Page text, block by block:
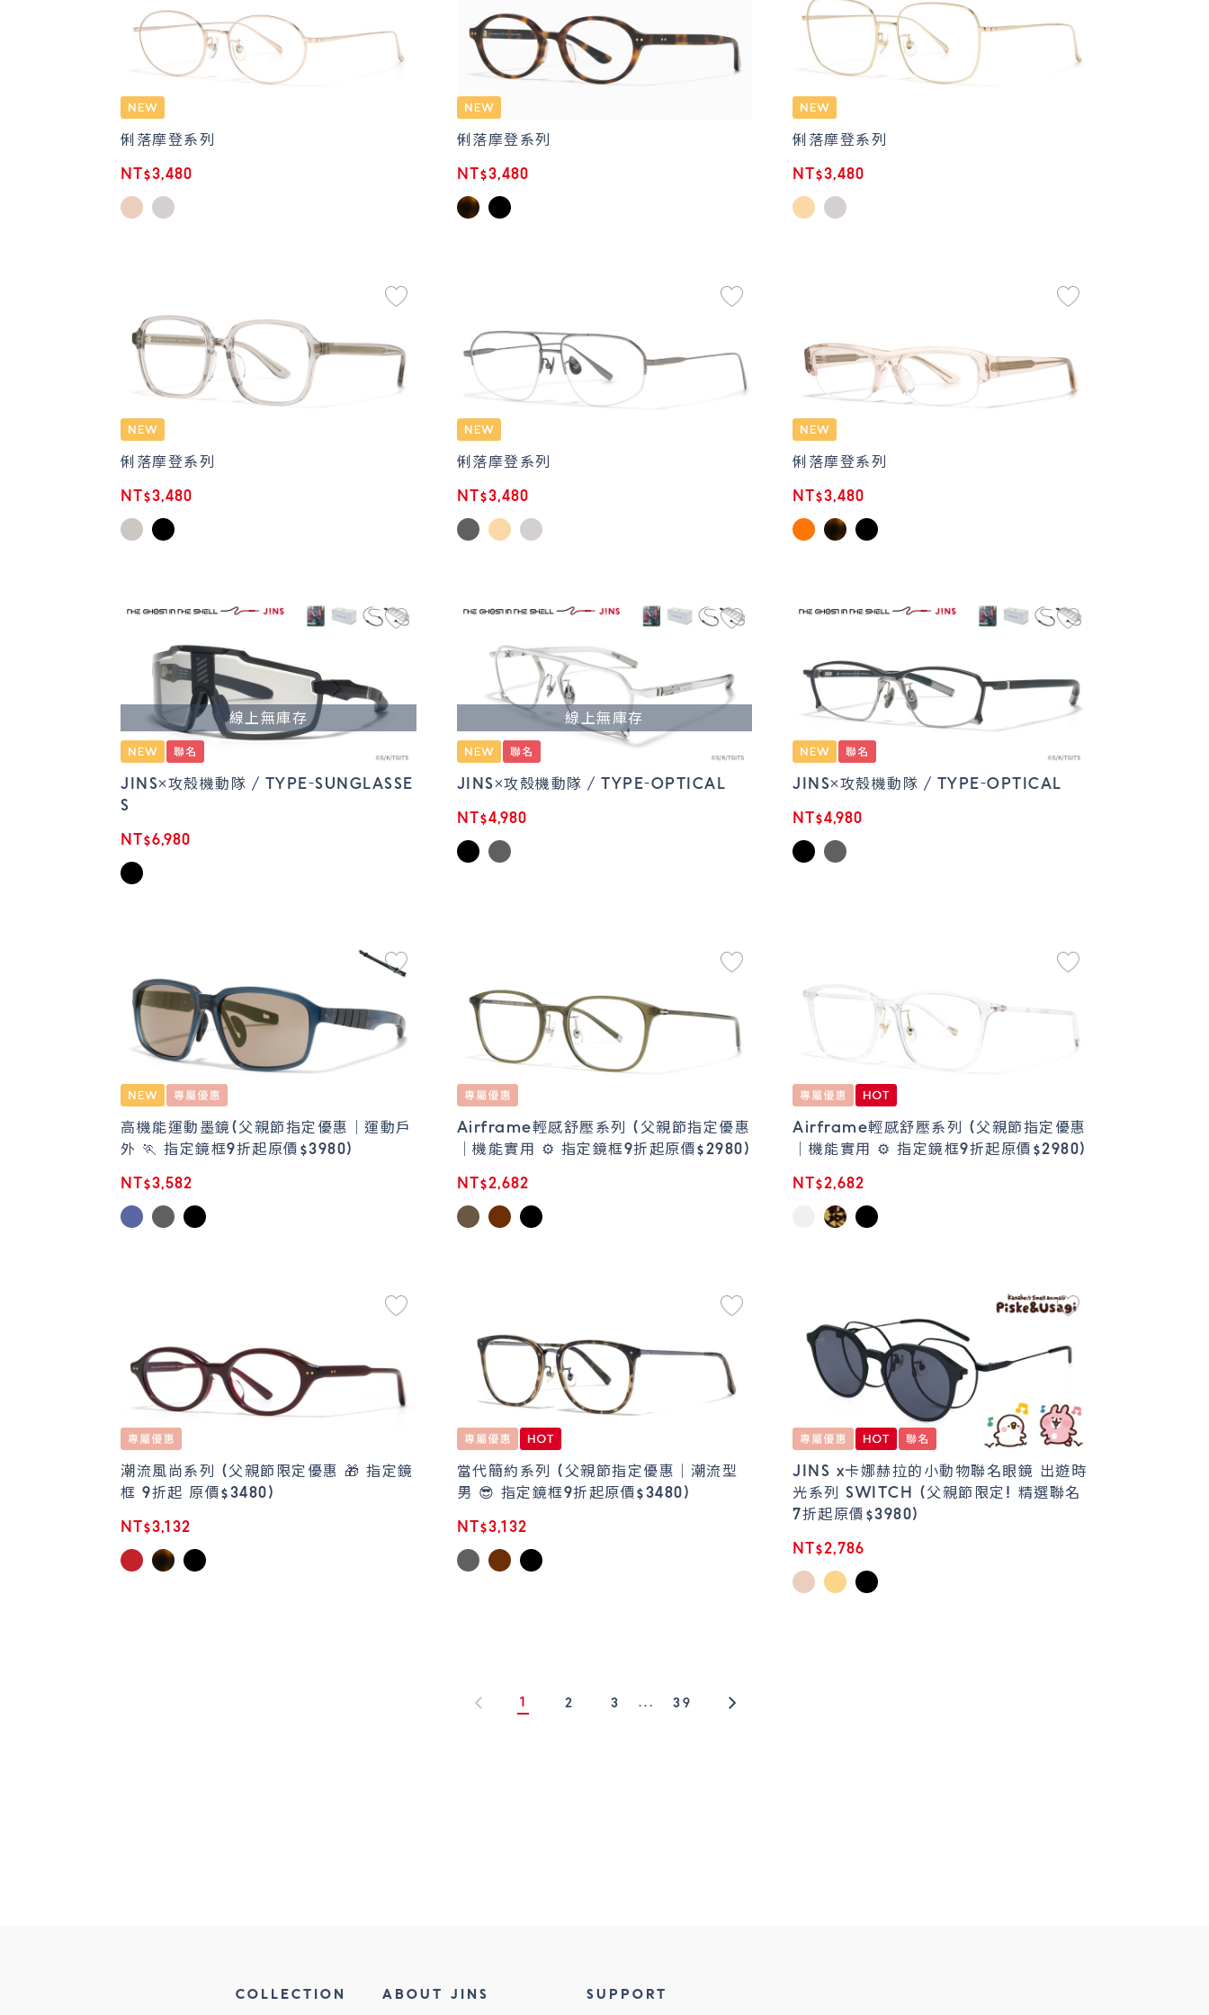
俐落摩登系列
NT$3,480
俐落摩登系列
NT$3,480
俐落摩登系列
NT$3,480
俐落摩登系列
NT$3,480
俐落摩登系列
NT$3,480
俐落摩登系列
NT$3,480
線上無庫存
JINS×攻殼機動隊 / TYPE-SUNGLASSE
S
NT$6,980
線上無庫存
JINS×攻殼機動隊 / TYPE-OPTICAL
NT$4,980
JINS×攻殼機動隊 / TYPE-OPTICAL
NT$4,980
高機能運動墨鏡(父親節指定優惠｜運動戶
外 🏃 指定鏡框9折起原價$3980)
NT$3,582
Airframe輕感舒壓系列 (父親節指定優惠
｜機能實用 ⚙️ 指定鏡框9折起原價$2980)
NT$2,682
Airframe輕感舒壓系列 (父親節指定優惠
｜機能實用 ⚙️ 指定鏡框9折起原價$2980)
NT$2,682
潮流風尚系列 (父親節限定優惠 🎁 指定鏡
框 9折起 原價$3480)
NT$3,132
當代簡約系列 (父親節指定優惠｜潮流型
男 😎 指定鏡框9折起原價$3480)
NT$3,132
JINS x卡娜赫拉的小動物聯名眼鏡 出遊時
光系列 SWITCH (父親節限定! 精選聯名
7折起原價$3980)
NT$2,786
1 2 3 ... 39
COLLECTION ABOUT JINS SUPPORT